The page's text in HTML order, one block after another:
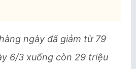
ngày đã giảm từ 79
6/3 xuống còn 29 triệu